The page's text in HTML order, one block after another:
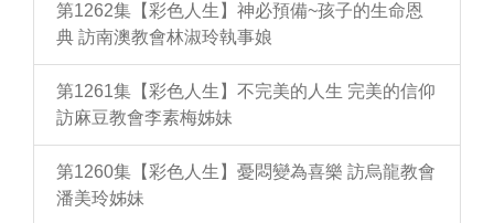
第1262集【彩色人生】神必預備~孩子的生命恩
典 訪南澳教會林淑玲執事娘
第1261集【彩色人生】不完美的人生 完美的信仰
訪麻豆教會李素梅姊妹
第1260集【彩色人生】憂悶變為喜樂 訪烏龍教會
潘美玲姊妹